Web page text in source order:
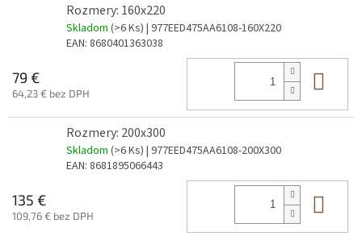
Rozmery: 160x220
Skladom (>6 Ks) | 977EED475AA6108-160X220
EAN: 8680401363038
79 €
64,23 € bez DPH
Rozmery: 200x300
Skladom (>6 Ks) | 977EED475AA6108-200X300
EAN: 8681895066443
135 €
109,76 € bez DPH